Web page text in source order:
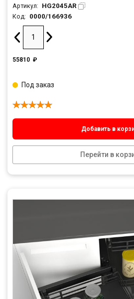
Артикул: HG2045AR
Код: 0000/166936
55810 ₽
Добавить в
Перейти в
Под заказ